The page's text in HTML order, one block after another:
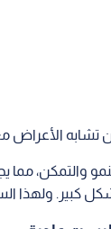
عن تشابه
والتمكن،
كبير. ولهذا